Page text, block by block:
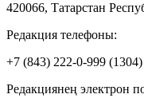
420066, Татарстан
Редакция телефоны:
+7 (843) 222-0-999 (1304)
Редакциянең электрон